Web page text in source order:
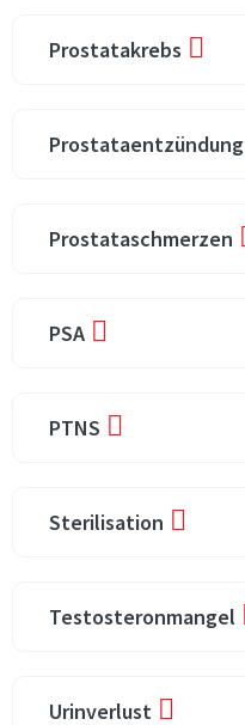
Prostatakrebs
Prostataentzündung
Prostataschmerzen
PSA
PTNS
Sterilisation
Testosteronmangel
Urinverlust